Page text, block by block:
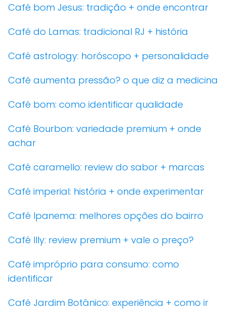
Café bom Jesus: tradição + onde encontrar
Café do Lamas: tradicional RJ + história
Café astrology: horóscopo + personalidade
Café aumenta pressão? o que diz a medicina
Café bom: como identificar qualidade
Café Bourbon: variedade premium + onde
achar
Café caramello: review do sabor + marcas
Café imperial: história + onde experimentar
Café Ipanema: melhores opções do bairro
Café Illy: review premium + vale o preço?
Café impróprio para consumo: como
identificar
Café Jardim Botânico: experiência + como ir